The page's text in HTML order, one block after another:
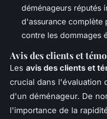
déménageurs réputés
d'assurance complète
contre les dommages
Avis des clients et
Les avis des clients et
crucial dans l'évaluation
d'un déménageur. De
l'importance de la